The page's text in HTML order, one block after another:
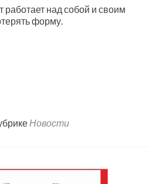
над собой и своим
форму.
Новости